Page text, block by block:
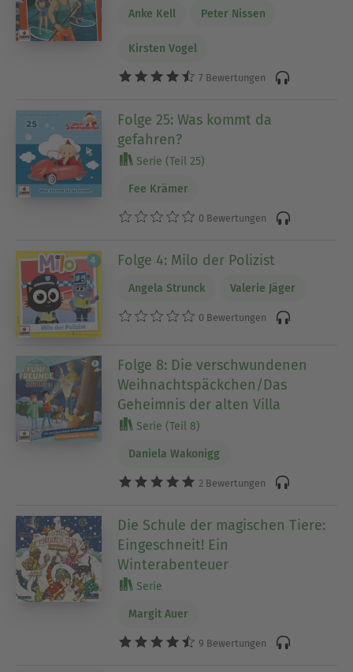
Anke Kell Peter Nissen
Kirsten Vogel
7 Bewertungen
Folge 25: Was kommt da
gefahren?
Serie (Teil 25)
Fee Krämer
0 Bewertungen
Folge 4: Milo der Polizist
Angela Strunck Valerie Jäger
0 Bewertungen
Folge 8: Die verschwundenen
Weihnachtspäckchen/Das
Geheimnis der alten Villa
Serie (Teil 8)
Daniela Wakonigg
2 Bewertungen
Die Schule der magischen Tiere:
Eingeschneit! Ein
Winterabenteuer
Serie
Margit Auer
9 Bewertungen